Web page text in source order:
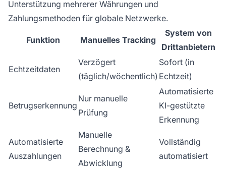
Unterstützung mehrerer Währungen und
Zahlungsmethoden für globale Netzwerke.
Funktion Manuelles Tracking
System von
Drittanbietern
Echtzeitdaten
Verzögert
(täglich/wöchentlich)
Sofort (in
Echtzeit)
Betrugserkennung
Nur manuelle
Prüfung
Automatisierte
KI-gestützte
Erkennung
Automatisierte
Auszahlungen
Manuelle
Berechnung &
Abwicklung
Vollständig
automatisiert